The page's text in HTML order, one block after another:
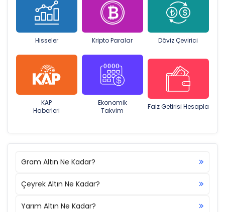
Hisseler Kripto Paralar Döviz Çevirici
KAP
Haberleri
Ekonomik
Takvim
Faiz Getirisi Hesapla
Gram Altın Ne Kadar?
Çeyrek Altın Ne Kadar?
Yarım Altın Ne Kadar?